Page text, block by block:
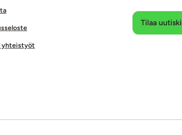
yhteistyöt
Tilaa